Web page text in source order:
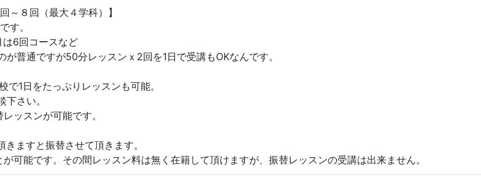
～８回（最大４学科）】
す。
6回コースなど
普通ですが50分レッスンｘ2回を1日で受講もOKなんです。
1日をたっぷりレッスンも可能。
さい。
ッスンが可能です。
ますと振替させて頂きます。
可能です。その間レッスン料は無く在籍して頂けますが、振替レッスンの受講は出来ません。